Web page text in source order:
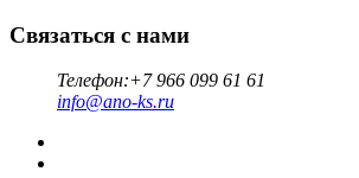
Связаться с нами
Телефон:+7 966 099 61 61
info@ano-ks.ru